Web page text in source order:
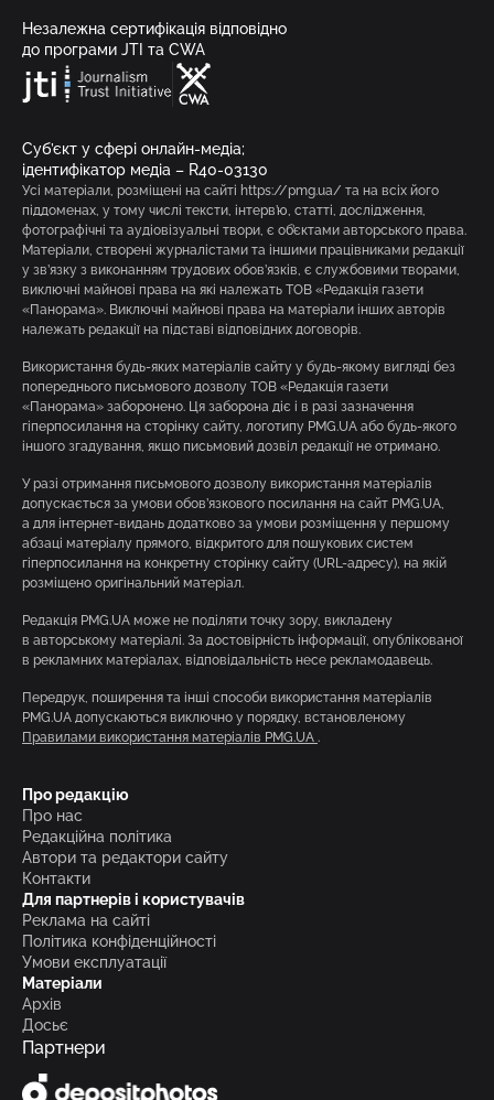
Незалежна сертифікація відповідно
до програми JTI та CWA
Суб’єкт у сфері онлайн-медіа;
ідентифікатор медіа – R40-03130
Усі матеріали, розміщені на сайті https://pmg.ua/ та на всіх його
піддоменах, у тому числі тексти, інтерв’ю, статті, дослідження,
фотографічні та аудіовізуальні твори, є об’єктами авторського права.
Матеріали, створені журналістами та іншими працівниками редакції
у зв’язку з виконанням трудових обов’язків, є службовими творами,
виключні майнові права на які належать ТОВ «Редакція газети
«Панорама». Виключні майнові права на матеріали інших авторів
належать редакції на підставі відповідних договорів.
Використання будь-яких матеріалів сайту у будь-якому вигляді без
попереднього письмового дозволу ТОВ «Редакція газети
«Панорама» заборонено. Ця заборона діє і в разі зазначення
гіперпосилання на сторінку сайту, логотипу PMG.UA або будь-якого
іншого згадування, якщо письмовий дозвіл редакції не отримано.
У разі отримання письмового дозволу використання матеріалів
допускається за умови обов’язкового посилання на сайт PMG.UA,
а для інтернет-видань додатково за умови розміщення у першому
абзаці матеріалу прямого, відкритого для пошукових систем
гіперпосилання на конкретну сторінку сайту (URL-адресу), на якій
розміщено оригінальний матеріал.
Редакція PMG.UA може не поділяти точку зору, викладену
в авторському матеріалі. За достовірність інформації, опублікованої
в рекламних матеріалах, відповідальність несе рекламодавець.
Передрук, поширення та інші способи використання матеріалів
PMG.UA допускаються виключно у порядку, встановленому
Правилами використання матеріалів PMG.UA .
Про редакцію
Про нас
Редакційна політика
Автори та редактори сайту
Контакти
Для партнерів і користувачів
Реклама на сайті
Політика конфіденційності
Умови експлуатації
Матеріали
Архів
Досьє
Партнери